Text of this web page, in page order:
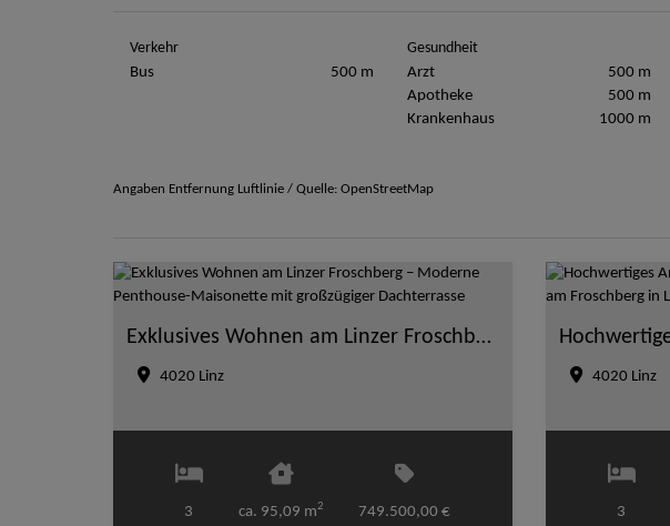
Verkehr
Bus
500 m
Gesundheit
Arzt
500 m
Apotheke
500 m
Krankenhaus
1000 m
Angaben Entfernung Luftlinie / Quelle: OpenStreetMap
Exklusives Wohnen am Linzer Froschberg – Moderne Penthouse-Maisonette mit großzügiger Dachterrasse
4020 Linz
3 ca. 95,09 m2 749.500,00 €
4020 Linz
3